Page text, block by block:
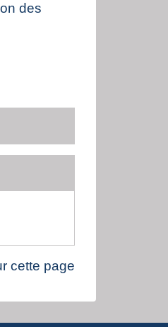
des
cette page